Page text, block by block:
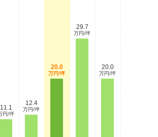
11.1
円/坪
12.4
万円/坪
20.0
万円/坪
29.7
万円/坪
20.0
万円/坪